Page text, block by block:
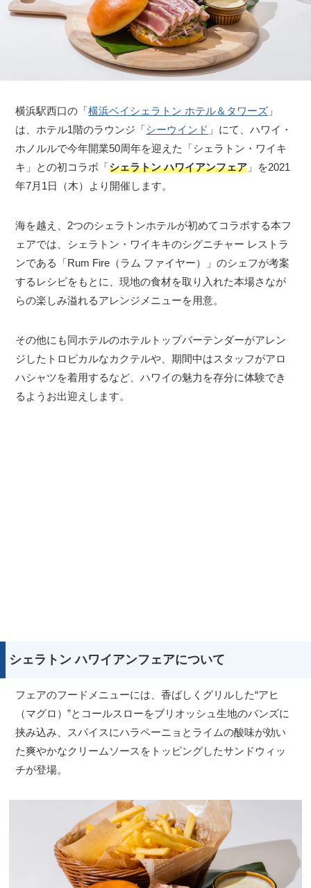
横浜駅西口の「横浜ベイシェラトン ホテル＆タワーズ 」
は、ホテル1階のラウンジ「シーウインド 」にて、ハワイ・
ホノルルで今年開業50周年を迎えた「シェラトン・ワイキ
キ」との初コラボ「シェラトン ハワイアンフェア 」を2021
年7月1日（木）より開催します。
海を越え、2つのシェラトンホテルが初めてコラボする本フ
ェアでは、シェラトン・ワイキキのシグニチャー レストラ
ンである「Rum Fire（ラム ファイヤー）」のシェフが考案
するレシピをもとに、現地の食材を取り入れた本場さなが
らの楽しみ溢れるアレンジメニューを用意。
その他にも同ホテルのホテルトップバーテンダーがアレン
ジしたトロピカルなカクテルや、期間中はスタッフがアロ
ハシャツを着用するなど、ハワイの魅力を存分に体験でき
るようお出迎えします。
シェラトン ハワイアンフェアについて
フェアのフードメニューには、香ばしくグリルした“アヒ
（マグロ）”とコールスローをブリオッシュ生地のバンズに
挟み込み、スパイスにハラペーニョとライムの酸味が効い
た爽やかなクリームソースをトッピングしたサンドウィッ
チが登場。